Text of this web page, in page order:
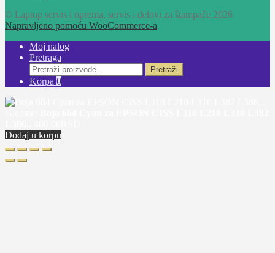
© Laptop servis i oprema, servis i delovi za štampače 2026
Napravljeno pomoću WooCommerce-a.
Moj nalog
Pretraga
Pretraži:
Pretraži
Korpa 0
Dodaj u korpu